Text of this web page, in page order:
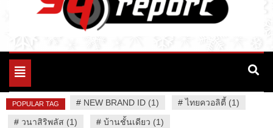
94 Report.com
Variety News
Toggle
POPULAR TAG # NEW BRAND ID (1) #ไทยควอลิตี้ (1)
# วนาสิริพลัส (1) # บ้านชั้นเดียว (1)